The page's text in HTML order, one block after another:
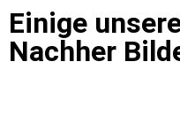
Einige
Nachher